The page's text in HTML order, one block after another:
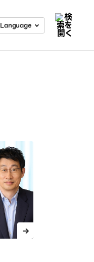
Language